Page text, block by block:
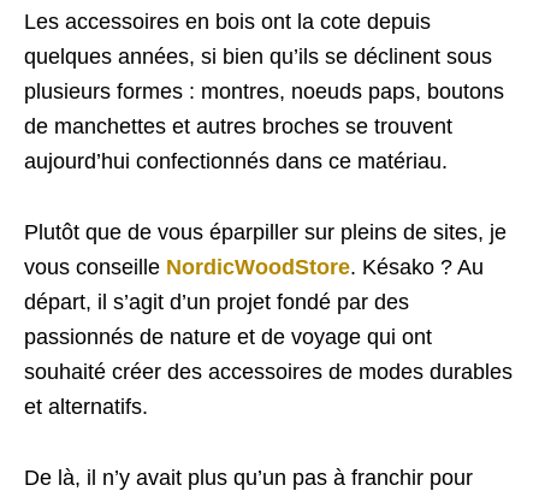
Les accessoires en bois ont la cote depuis
quelques années, si bien qu’ils se déclinent sous
plusieurs formes : montres, noeuds paps, boutons
de manchettes et autres broches se trouvent
aujourd’hui confectionnés dans ce matériau.
Plutôt que de vous éparpiller sur pleins de sites, je
vous conseille NordicWoodStore. Késako ? Au
départ, il s’agit d’un projet fondé par des
passionnés de nature et de voyage qui ont
souhaité créer des accessoires de modes durables
et alternatifs.
De là, il n’y avait plus qu’un pas à franchir pour